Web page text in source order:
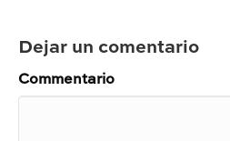
Dejar un comentario
Commentario